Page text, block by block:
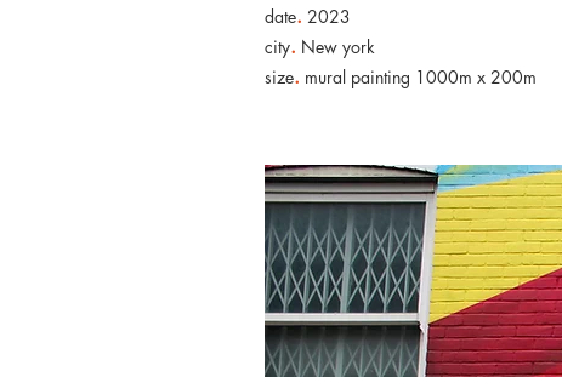
date. 2023
city. New york
size. mural painting 1000m x 200m